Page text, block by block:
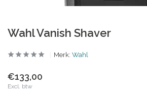
Wahl Vanish Shaver
Merk: Wahl
€133,00
Excl. btw